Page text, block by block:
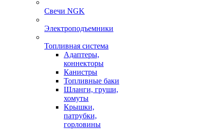
Свечи NGK
Электроподъемники
Топливная система
Адаптеры,
коннекторы
Канистры
Топливные баки
Шланги, груши,
хомуты
Крышки,
патрубки,
горловины